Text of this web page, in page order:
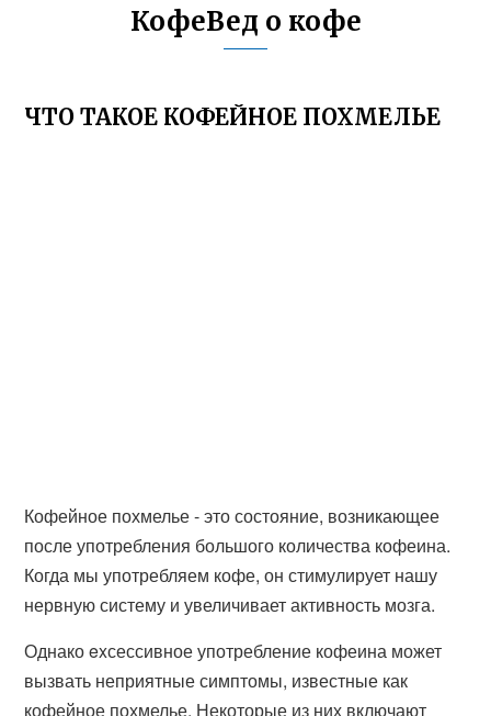
КофеВед о кофе
ЧТО ТАКОЕ КОФЕЙНОЕ ПОХМЕЛЬЕ
Кофейное похмелье - это состояние, возникающее
после употребления большого количества кофеина.
Когда мы употребляем кофе, он стимулирует нашу
нервную систему и увеличивает активность мозга.
Однако exсессивное употребление кофеина может
вызвать неприятные симптомы, известные как
кофейное похмелье. Некоторые из них включают